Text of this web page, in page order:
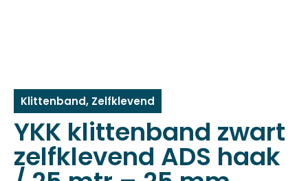
Klittenband, Zelfklevend
YKK klittenband zwart
zelfklevend ADS haak